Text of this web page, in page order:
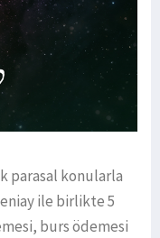
parasal konularla
ile birlikte 5
burs ödemesi